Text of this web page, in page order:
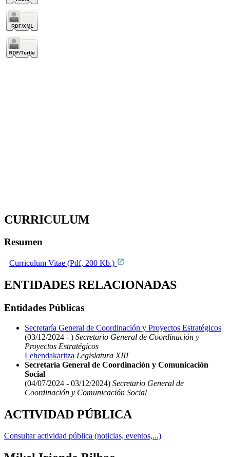
CURRICULUM
Resumen
Curriculum Vitae (Pdf, 200 Kb.)
ENTIDADES RELACIONADAS
Entidades Públicas
Secretaría General de Coordinación y Proyectos Estratégicos
(03/12/2024 - ) Secretario General de Coordinación y
Proyectos Estratégicos
Lehendakaritza Legislatura XIII
Secretaría General de Coordinación y Comunicación
Social
(04/07/2024 - 03/12/2024) Secretario General de
Coordinación y Comunicación Social
ACTIVIDAD PÚBLICA
Consultar actividad pública (noticias, eventos,...)